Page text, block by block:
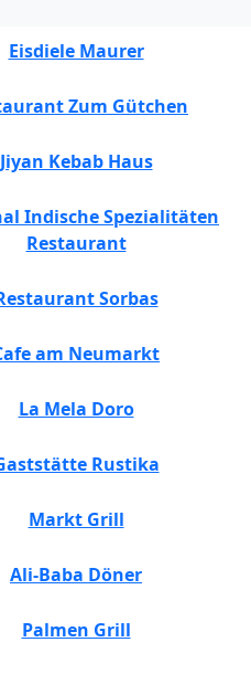
Eisdiele Maurer
Zum Gütchen
Jiyan Kebab Haus
Indische Spezialitäten
Restaurant
Sorbas
am Neumarkt
La Mela Doro
Rustika
Markt Grill
Ali-Baba Döner
Palmen Grill